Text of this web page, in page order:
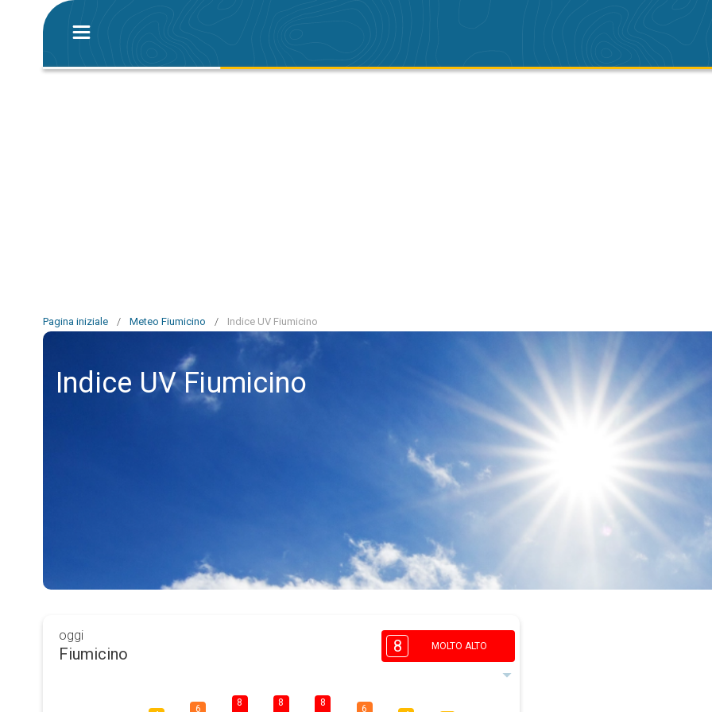
Pagina iniziale / Meteo Fiumicino / Indice UV Fiumicino
Indice UV Fiumicino
oggi
Fiumicino 8 MOLTO ALTO
6
8 8 8
6